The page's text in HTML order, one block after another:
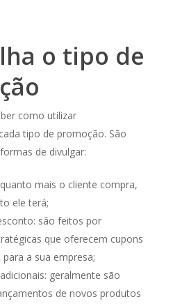
o tipo de
como utilizar
tipo de promoção. São
de divulgar:
mais o cliente compra,
ele terá;​
são feitos por
que oferecem cupons
a sua empresa;
geralmente são
de novos produtos